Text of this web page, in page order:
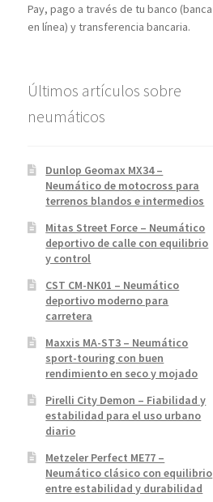
Pay, pago a través de tu banco (banca
en línea) y transferencia bancaria.
Últimos artículos sobre
neumáticos
Dunlop Geomax MX34 –
Neumático de motocross para
terrenos blandos e intermedios
Mitas Street Force – Neumático
deportivo de calle con equilibrio
y control
CST CM-NK01 – Neumático
deportivo moderno para
carretera
Maxxis MA-ST3 – Neumático
sport-touring con buen
rendimiento en seco y mojado
Pirelli City Demon – Fiabilidad y
estabilidad para el uso urbano
diario
Metzeler Perfect ME77 –
Neumático clásico con equilibrio
entre estabilidad y durabilidad